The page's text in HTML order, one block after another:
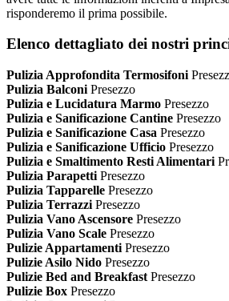
Elenco dettagliato dei nostri
Pulizia Approfondita Termosifoni
Pulizia Balconi Presezzo
Pulizia e Lucidatura Marmo Presezzo
Pulizia e Sanificazione Cantine Presezzo
Pulizia e Sanificazione Casa Presezzo
Pulizia e Sanificazione Ufficio Presezzo
Pulizia e Smaltimento Resti Alimentari
Pulizia Parapetti Presezzo
Pulizia Tapparelle Presezzo
Pulizia Terrazzi Presezzo
Pulizia Vano Ascensore Presezzo
Pulizia Vano Scale Presezzo
Pulizie Appartamenti Presezzo
Pulizie Asilo Nido Presezzo
Pulizie Bed and Breakfast Presezzo
Pulizie Box Presezzo